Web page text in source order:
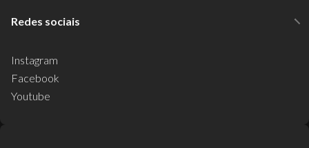
Redes sociais
Instagram
Facebook
Youtube